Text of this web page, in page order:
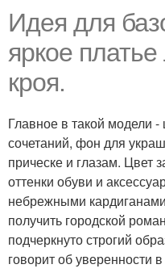
Идея для
яркое
кроя.
Главное в такой модели
сочетаний, фон для
прическе и глазам. Цвет
оттенки обуви и
небрежными
получить городской
подчеркнуто строгий
говорит об уверенности